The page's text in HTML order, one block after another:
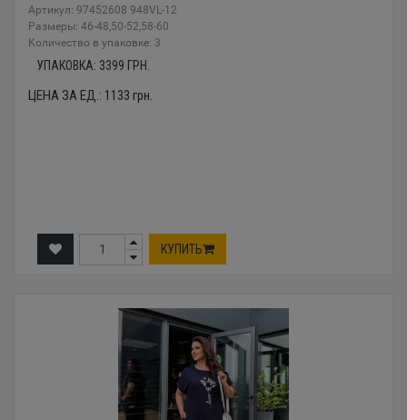
Артикул: 97452608 948VL-12
Размеры: 46-48,50-52,58-60
Количество в упаковке: 3
УПАКОВКА: 3399 ГРН.
ЦЕНА ЗА ЕД.: 1133 грн.
КУПИТЬ